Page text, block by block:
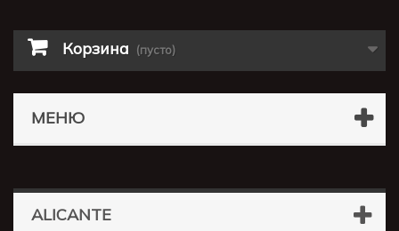
Корзина (пусто)
МЕНЮ
ALICANTE